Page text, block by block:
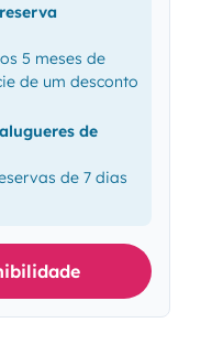
5 meses de
de um desconto
de
de 7 dias